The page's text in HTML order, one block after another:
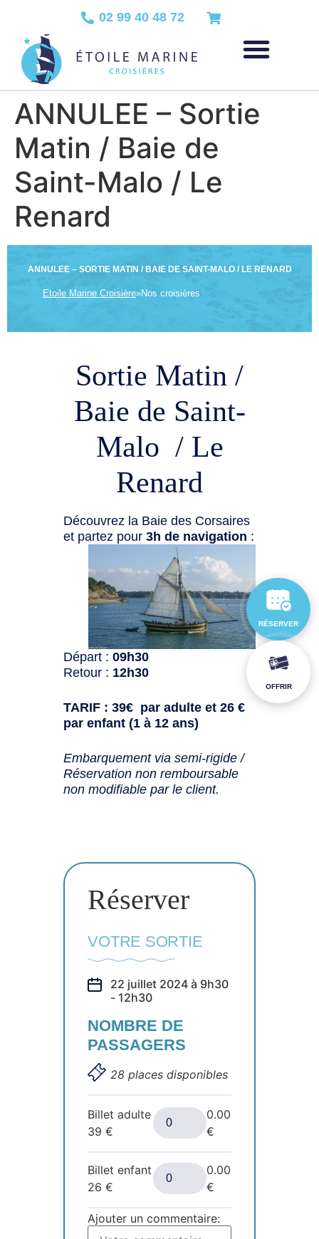
02 99 40 48 72
ANNULEE – Sortie
Matin / Baie de
Saint-Malo / Le
Renard
ANNULEE – SORTIE MATIN / BAIE DE SAINT-MALO / LE RENARD
Etoile Marine Croisière»Nos croisières
Sortie Matin /
Baie de Saint-
Malo / Le
Renard
Découvrez la Baie des Corsaires
et partez pour3h de navigation :
Départ :09h30
Retour : 12h30
TARIF : 39€ par adulte et 26 €
par enfant (1 à 12 ans)
Embarquement via semi-rigide /
Réservation non remboursable
non modifiable par le client.
Réserver
VOTRE SORTIE
22 juillet 2024 à 9h30
- 12h30
NOMBRE DE
PASSAGERS
28 places disponibles
Billet adulte
39€
0.00
€
Billet enfant
26€
0.00
€
Ajouter un commentaire:
RÉSERVER
OFFRIR